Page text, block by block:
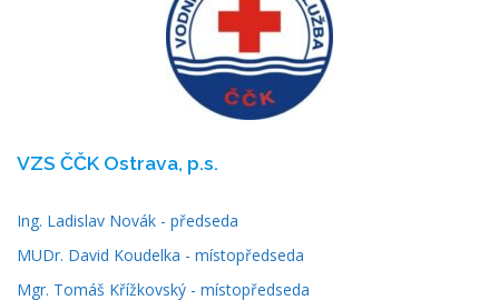
VZS ČČK Ostrava, p.s.
Ing. Ladislav Novák - předseda
MUDr. David Koudelka - místopředseda
Mgr. Tomáš Křížkovský - místopředseda